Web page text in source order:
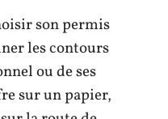
son permis
les contours
ou de ses
sur un papier,